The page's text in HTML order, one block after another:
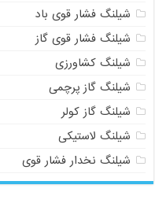
شیلنگ فشار قوی باد
شیلنگ فشار قوی گاز
شیلنگ کشاورزی
شیلنگ گاز پرچمی
شیلنگ گاز کولر
شیلنگ لاستیکی
شیلنگ نخدار فشار قوی